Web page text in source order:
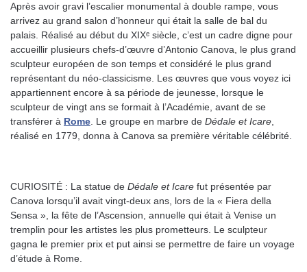
Après avoir gravi l’escalier monumental à double rampe, vous
arrivez au grand salon d’honneur qui était la salle de bal du
palais. Réalisé au début du XIXᵉ siècle, c’est un cadre digne pour
accueillir plusieurs chefs-d’œuvre d’Antonio Canova, le plus grand
sculpteur européen de son temps et considéré le plus grand
représentant du néo-classicisme. Les œuvres que vous voyez ici
appartiennent encore à sa période de jeunesse, lorsque le
sculpteur de vingt ans se formait à l’Académie, avant de se
transférer à Rome . Le groupe en marbre de Dédale et Icare
réalisé en 1779, donna à Canova sa première véritable célébrité.
CURIOSITÉ : La statue de Dédale et Icare fut présentée par
Canova lorsqu’il avait vingt-deux ans, lors de la « Fiera della
Sensa », la fête de l’Ascension, annuelle qui était à Venise un
tremplin pour les artistes les plus prometteurs. Le sculpteur
gagna le premier prix et put ainsi se permettre de faire un voyage
d’étude à Rome.